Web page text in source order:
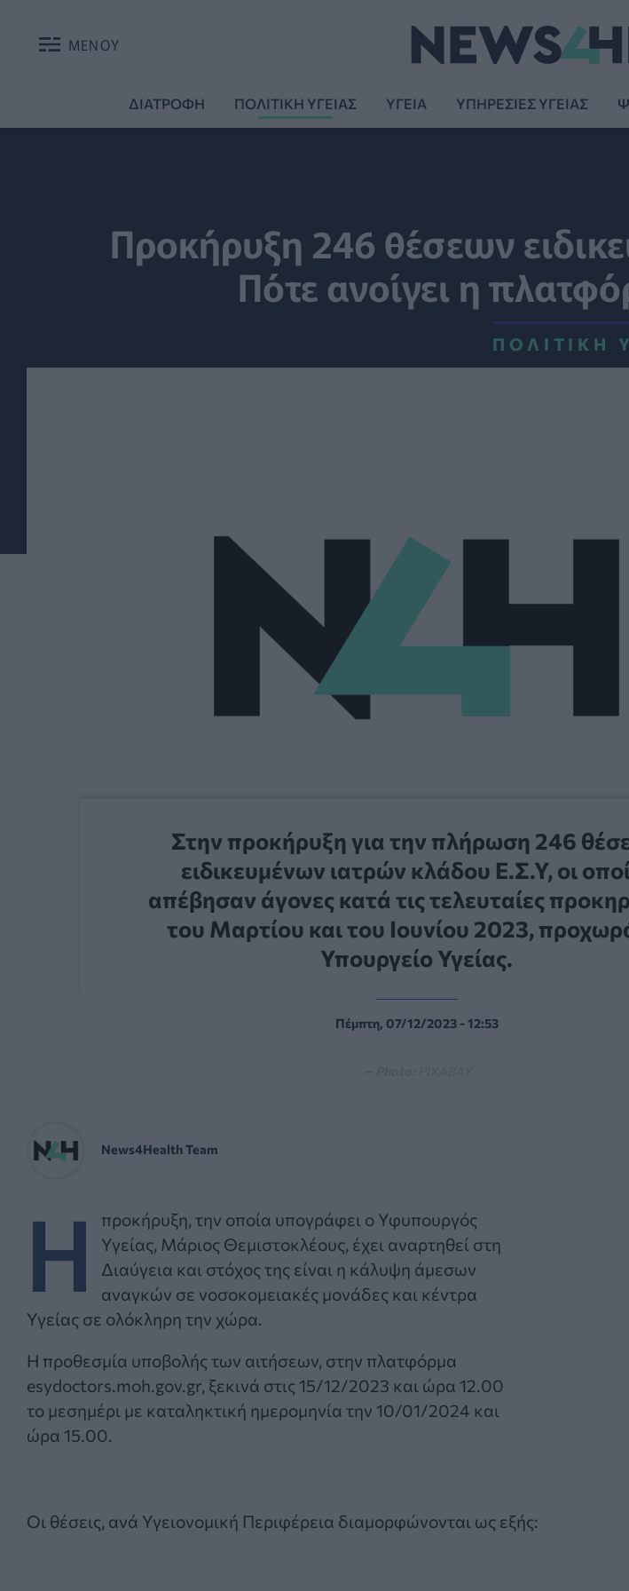
ΜΕΝΟΥ
ΔΙΑΤΡΟΦΗ ΠΟΛΙΤΙΚΗ ΥΓΕΙΑΣ ΥΓΕΙΑ ΥΠΗΡΕΣΙΕΣ ΥΓΕΙΑΣ
Προκήρυξη 246 θέσεων
Πότε ανοίγει η
ΠΟΛΙΤΙΚΉ
Στην προκήρυξη για την πλήρωση 246
ειδικευμένων ιατρών κλάδου Ε.Σ.Υ, οι
απέβησαν άγονες κατά τις τελευταίες
του Μαρτίου και του Ιουνίου 2023,
Υπουργείο Υγείας.
Πέμπτη, 07/12/2023 - 12:53
News4Health Team
Η
προκήρυξη, την οποία υπογράφει ο Υφυπουργός
Υγείας, Μάριος Θεμιστοκλέους, έχει αναρτηθεί στη
Διαύγεια και στόχος της είναι η κάλυψη άμεσων
αναγκών σε νοσοκομειακές μονάδες και κέντρα
Υγείας σε ολόκληρη την χώρα.
Η προθεσμία υποβολής των αιτήσεων, στην πλατφόρμα
esydoctors.moh.gov.gr, ξεκινά στις 15/12/2023 και ώρα 12.00
το μεσημέρι με καταληκτική ημερομηνία την 10/01/2024 και
ώρα 15.00.
Οι θέσεις, ανά Υγειονομική Περιφέρεια διαμορφώνονται ως εξής: